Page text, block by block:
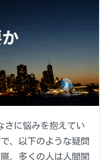
さに悩みを抱えてい
、以下のような疑問
、多くの人は人間関